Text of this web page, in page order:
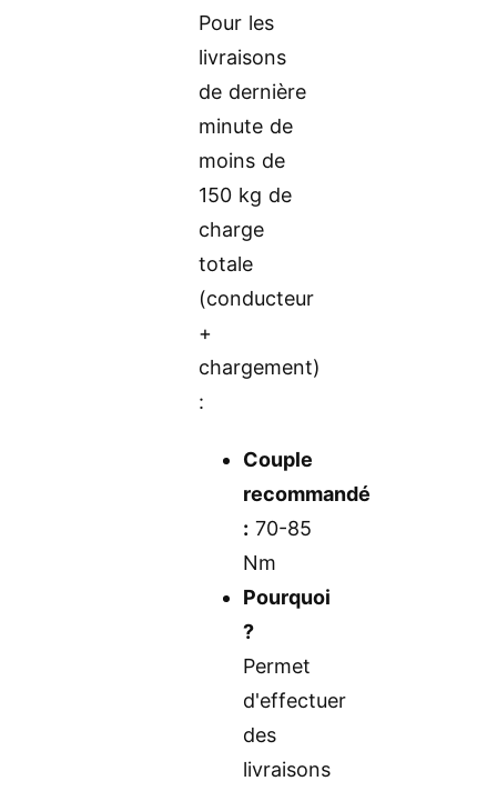
Pour les
livraisons
de dernière
minute de
moins de
150 kg de
charge
totale
(conducteur
+
chargement)
:
Couple
recommandé
: 70-85
Nm
Pourquoi
?
Permet
d'effectuer
des
livraisons